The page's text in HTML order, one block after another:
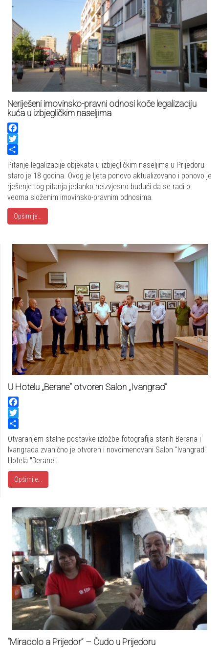
Neriješeni imovinsko-pravni odnosi koče legalizaciju
kuća u izbjegličkim naseljima
Facebook
Twitter
Share
Pitanje legalizacije objekata u izbjegličkim naseljima u Prijedoru
staro je 18 godina. Ovog je ljeta ponovo aktualizovano i ponovo je
rješenje tog pitanja jedanko neizvjesno budući da se radi o
veoma složenim imovinsko-pravnim odnosima.
Opširnije...
U Hotelu „Berane“ otvoren Salon „Ivangrad“
Facebook
Twitter
Share
Otvaranjem stalne postavke izložbe fotografija starih Berana i
Ivangrada zvanično je otvoren i novoimenovani Salon "Ivangrad"
Hotela "Berane".
Opširnije...
“Miracolo a Prijedor” – Čudo u Prijedoru